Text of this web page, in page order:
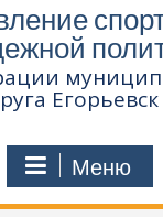
Егорьевск
Меню